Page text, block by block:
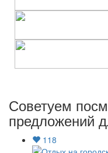
Советуем
предложений
118